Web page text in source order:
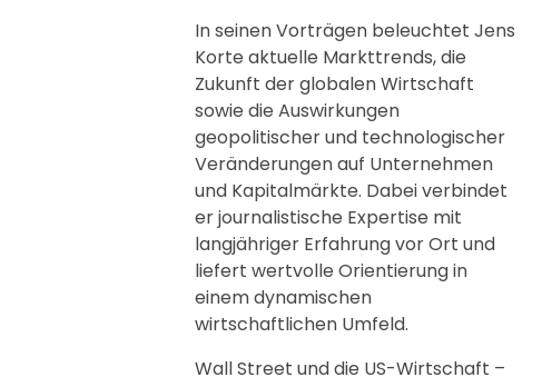
In seinen Vorträgen beleuchtet Jens
Korte aktuelle Markttrends, die
Zukunft der globalen Wirtschaft
sowie die Auswirkungen
geopolitischer und technologischer
Veränderungen auf Unternehmen
und Kapitalmärkte. Dabei verbindet
er journalistische Expertise mit
langjähriger Erfahrung vor Ort und
liefert wertvolle Orientierung in
einem dynamischen
wirtschaftlichen Umfeld.
Wall Street und die US-Wirtschaft –